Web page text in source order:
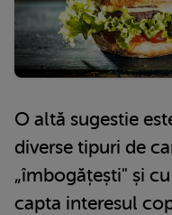
O altă sugestie
diverse tipuri de
„îmbogățești" și
capta interesul